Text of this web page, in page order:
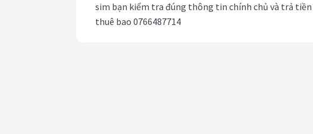
sim bạn kiểm tra đúng thông tin chính chủ và trả tiền
thuê bao 0766487714